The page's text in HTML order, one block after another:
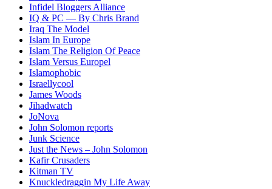
Infidel Bloggers Alliance
IQ & PC — By Chris Brand
Iraq The Model
Islam In Europe
Islam The Religion Of Peace
Islam Versus Europel
Islamophobic
Israellycool
James Woods
Jihadwatch
JoNova
John Solomon reports
Junk Science
Just the News – John Solomon
Kafir Crusaders
Kitman TV
Knuckledraggin My Life Away